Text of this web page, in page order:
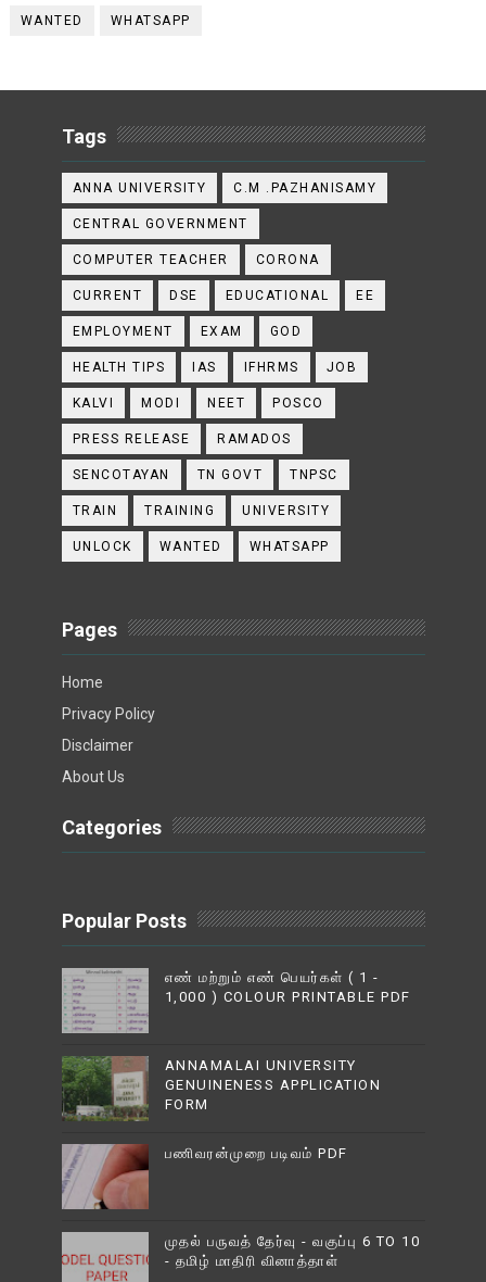
WANTED WHATSAPP
Tags
ANNA UNIVERSITY C.M .PAZHANISAMY
CENTRAL GOVERNMENT
COMPUTER TEACHER CORONA
CURRENT DSE EDUCATIONAL EE
EMPLOYMENT EXAM GOD
HEALTH TIPS IAS IFHRMS JOB
KALVI MODI NEET POSCO
PRESS RELEASE RAMADOS
SENCOTAYAN TN GOVT TNPSC
TRAIN TRAINING UNIVERSITY
UNLOCK WANTED WHATSAPP
Pages
Home
Privacy Policy
Disclaimer
About Us
Categories
Popular Posts
எண் மற்றும் எண் பெயர்கள் ( 1 -
1,000 ) COLOUR PRINTABLE PDF
ANNAMALAI UNIVERSITY
GENUINENESS APPLICATION
FORM
பணிவரன்முறை படிவம் PDF
முதல் பருவத் தேர்வு - வகுப்பு 6 TO 10
- தமிழ் மாதிரி வினாத்தாள்